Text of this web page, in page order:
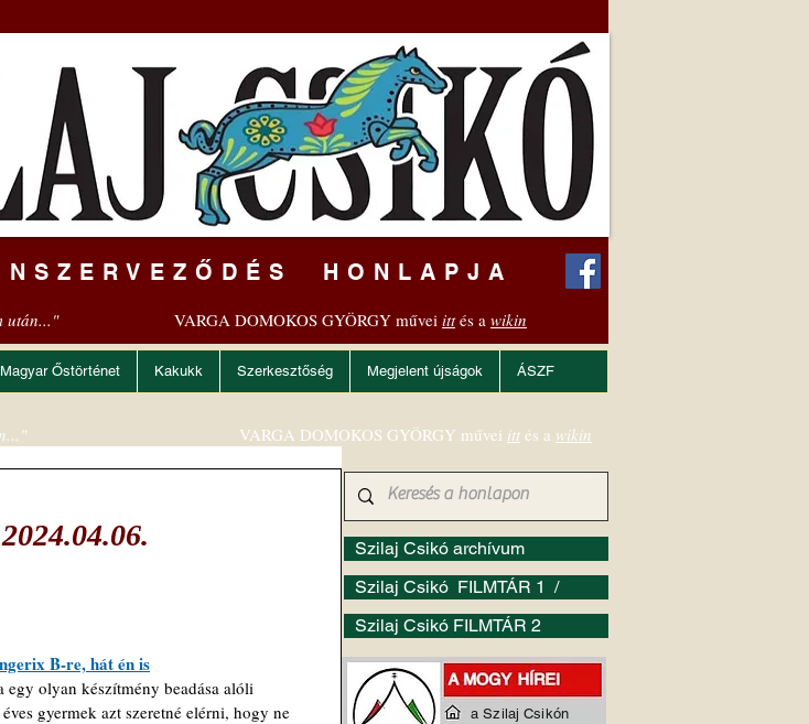
HONLAPJA
után..." VARGA DOMOKOS GYÖRGY művei ittés a wikin
Magyar Őstörténet Kakukk Szerkesztőség Megjelent újságok ÁSZF
B-re, hát én is
olyan készítmény beadása alóli
gyermek azt szeretné elérni, hogy ne
Szilaj Csikó archívum
Szilaj Csikó FILMTÁR 1 /
Szilaj Csikó FILMTÁR 2
VARGA DOMOKOS GYÖRGY művei itt és a wikin
a Szilaj Csikón